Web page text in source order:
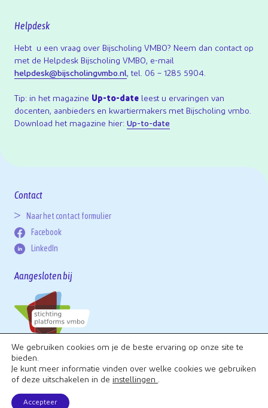
Helpdesk
Hebt u een vraag over Bijscholing VMBO? Neem dan contact op
met de Helpdesk Bijscholing VMBO, e-mail
helpdesk@bijscholingvmbo.nl, tel. 06 – 1285 5904.
Tip: in het magazine Up-to-date leest u ervaringen van
docenten, aanbieders en kwartiermakers met Bijscholing vmbo.
Download het magazine hier: Up-to-date
Contact
Naar het contact formulier
Facebook
LinkedIn
Aangesloten bij
We gebruiken cookies om je de beste ervaring op onze site te
bieden.
Je kunt meer informatie vinden over welke cookies we gebruiken
of deze uitschakelen in de instellingen .
Accepteer